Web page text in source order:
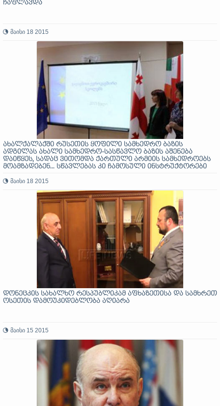
ჩაფლავდა
მაისი 18 2015
ახალქალაქში რუსეთის ყოფილი სამხედრო ბაზის
ადგილას ახალი სამხედრო-სასწავლო ბაზის აშენება
დაიწყეს, სადაც ვითომდა ქართული არმიის სამხედროებს
მოამზადებენ... სწავლებას კი ჩამოსული ინსტრუქტორები
მაისი 18 2015
დონეცკის სახალხო რესპუბლიკამ აფხაზეთისა და სამხრეთ
ოსეთის დამოუკიდებლობა აღიარა
მაისი 15 2015